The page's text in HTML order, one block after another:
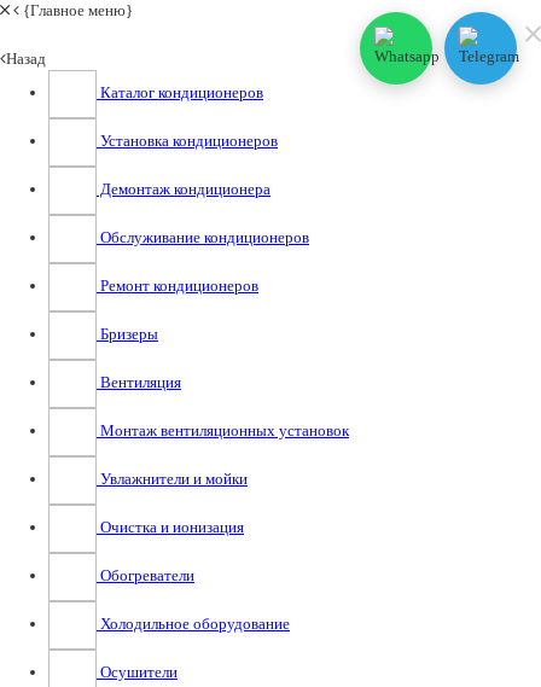
{Главное меню}
Назад
Каталог кондиционеров
Установка кондиционеров
Демонтаж кондиционера
Обслуживание кондиционеров
Ремонт кондиционеров
Бризеры
Вентиляция
Монтаж вентиляционных установок
Увлажнители и мойки
Очистка и ионизация
Обогреватели
Холодильное оборудование
Осушители